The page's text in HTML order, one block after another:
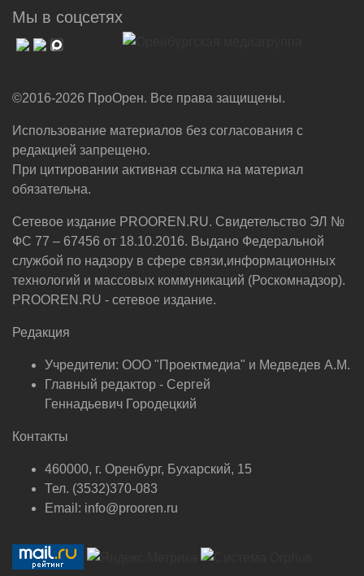
Мы в соцсетях
©2016-2026 ПроОрен. Все права защищены.
Использование материалов без согласования с
редакцией запрещено.
При цитировании активная ссылка на материал
обязательна.
Сетевое издание PROOREN.RU. Свидетельство ЭЛ №
ФС 77 – 67456 от 18.10.2016. Выдано Федеральной
службой по надзору в сфере связи,информационных
технологий и массовых коммуникаций (Роскомнадзор).
PROOREN.RU - сетевое издание.
Редакция
Учредители: ООО "Проектмедиа" и Медведев А.М.
Главный редактор - Сергей
Геннадьевич Городецкий
Контакты
460000, г. Оренбург, Бухарский, 15
Тел. (3532)370-083
Email: info@prooren.ru